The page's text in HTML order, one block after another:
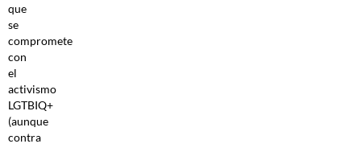
que
se
compromete
con
el
activismo
LGTBIQ+
(aunque
contra